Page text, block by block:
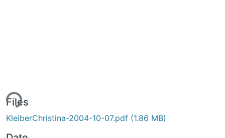
Files
KleiberChristina-2004-10-07.pdf (1.86 MB)